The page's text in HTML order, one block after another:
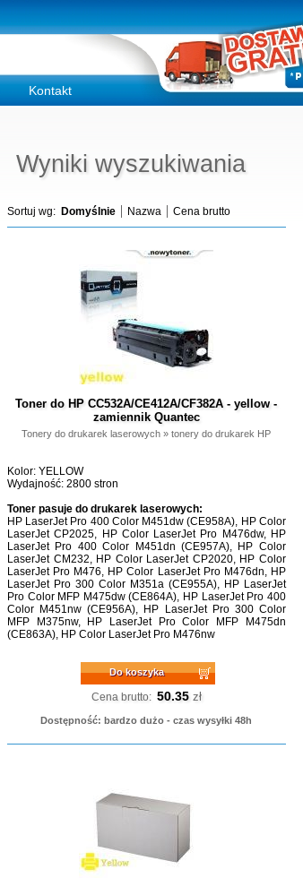
Kontakt
Wyniki wyszukiwania
Sortuj wg: Domyślnie Nazwa Cena brutto
Toner do HP CC532A/CE412A/CF382A - yellow -
zamiennik Quantec
Tonery do drukarek laserowych »tonery do drukarek HP
Kolor: YELLOW
Wydajność: 2800 stron
Toner pasuje do drukarek laserowych:
HP LaserJet Pro 400 Color M451dw (CE958A), HP Color
LaserJet CP2025, HP Color LaserJet Pro M476dw, HP
LaserJet Pro 400 Color M451dn (CE957A), HP Color
LaserJet CM232, HP Color LaserJet CP2020, HP Color
LaserJet Pro M476, HP Color LaserJet Pro M476dn, HP
LaserJet Pro 300 Color M351a (CE955A), HP LaserJet
Pro Color MFP M475dw (CE864A), HP LaserJet Pro 400
Color M451nw (CE956A), HP LaserJet Pro 300 Color
MFP M375nw, HP LaserJet Pro Color MFP M475dn
(CE863A), HP Color LaserJet Pro M476nw
Do koszyka
Cena brutto: 50.35 zł
Dostępność: bardzo dużo - czas wysyłki 48h